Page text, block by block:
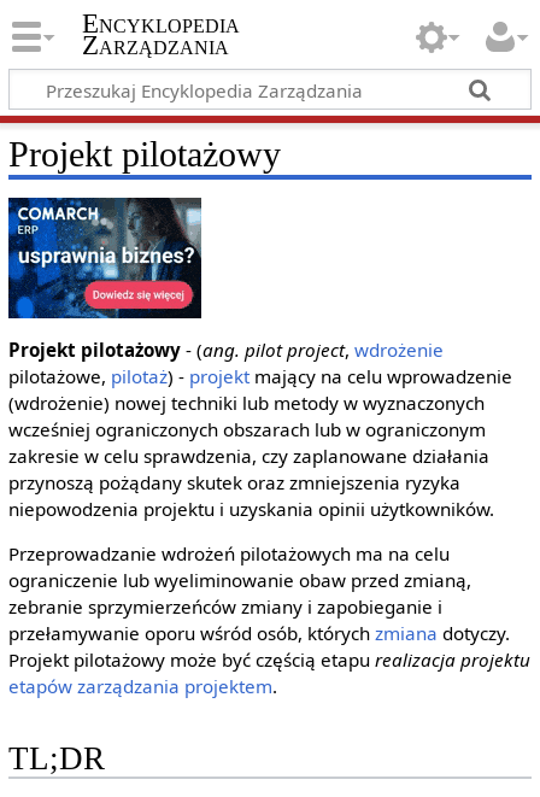
Encyklopedia
Zarządzania
Projekt pilotażowy
Projekt pilotażowy- (ang. pilot project, wdrożenie
pilotażowe, pilotaż) - projektmający na celu wprowadzenie
(wdrożenie) nowej techniki lub metody w wyznaczonych
wcześniej ograniczonych obszarach lub w ograniczonym
zakresie w celu sprawdzenia, czy zaplanowane działania
przynoszą pożądany skutek oraz zmniejszenia ryzyka
niepowodzenia projektu i uzyskania opinii użytkowników.
Przeprowadzanie wdrożeń pilotażowych ma na celu
ograniczenie lub wyeliminowanie obaw przed zmianą,
zebranie sprzymierzeńców zmiany i zapobieganie i
przełamywanie oporu wśród osób, których zmiana dotyczy.
Projekt pilotażowy może być częścią etapu realizacja projektu
etapów zarządzania projektem.
TL;DR